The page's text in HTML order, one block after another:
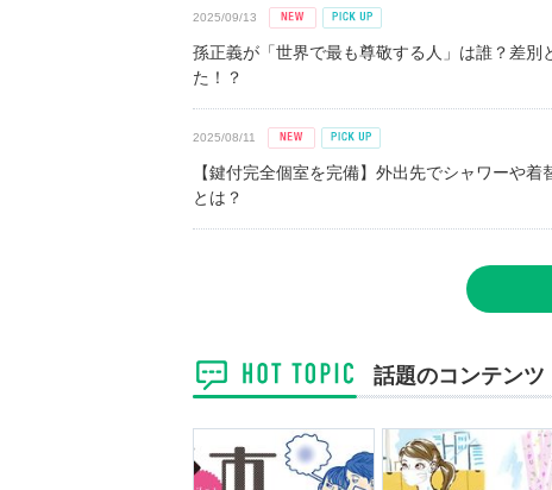
2025/09/13
孫正義が「世界で最も尊敬する人」は誰？差
た！？
2025/08/11
【鍵付完全個室を完備】外出先でシャワーや
とは？
話題のコンテンツ